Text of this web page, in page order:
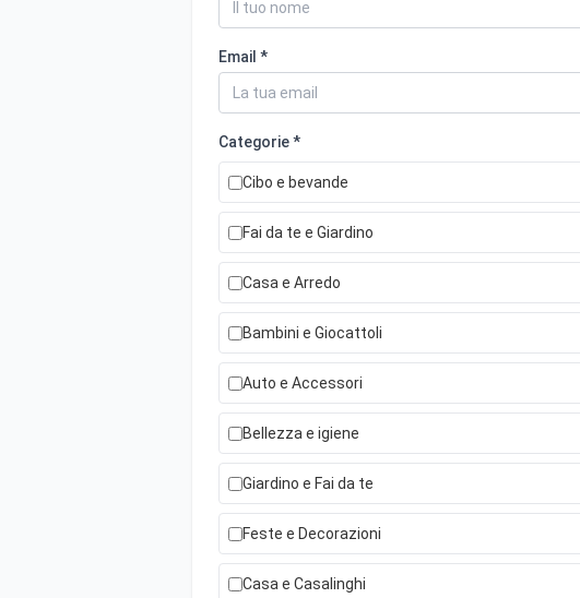
Email *
Categorie *
Cibo e bevande
Fai da te e Giardino
Casa e Arredo
Bambini e Giocattoli
Auto e Accessori
Bellezza e igiene
Giardino e Fai da te
Feste e Decorazioni
Casa e Casalinghi